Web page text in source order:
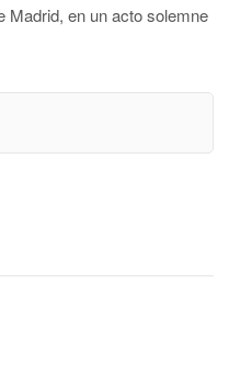
Madrid, en un acto solemne